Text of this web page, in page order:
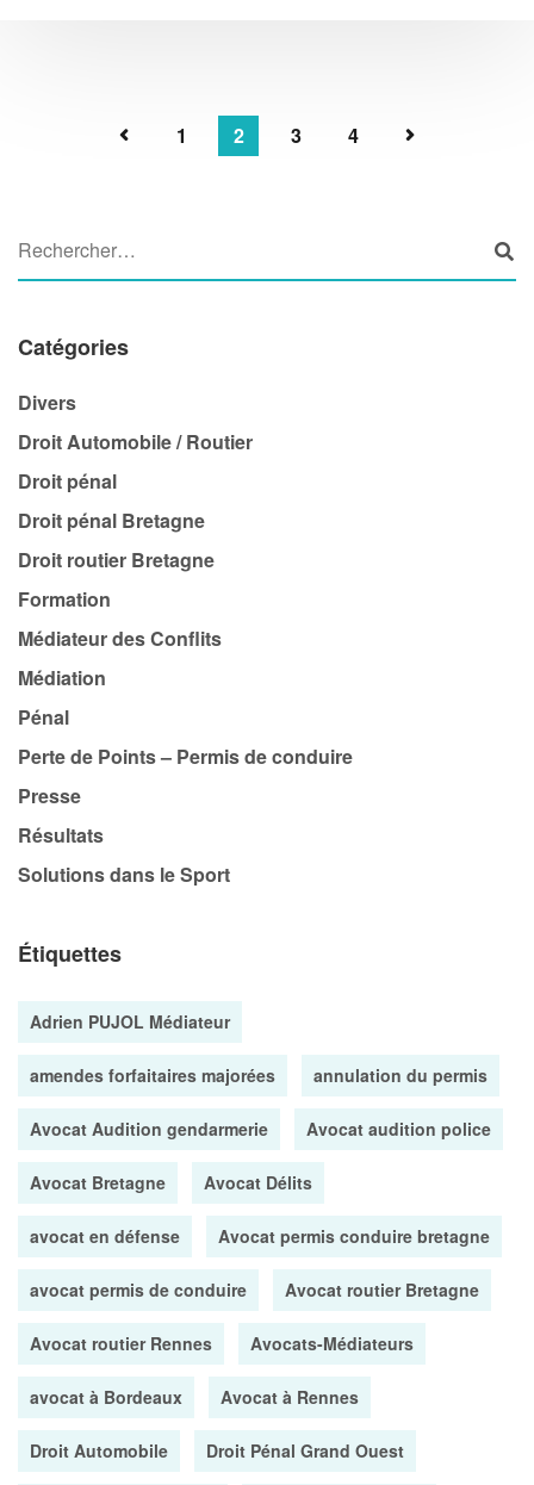
1 2 3 4
Catégories
Divers
Droit Automobile / Routier
Droit pénal
Droit pénal Bretagne
Droit routier Bretagne
Formation
Médiateur des Conflits
Médiation
Pénal
Perte de Points – Permis de conduire
Presse
Résultats
Solutions dans le Sport
Étiquettes
Adrien PUJOL Médiateur
amendes forfaitaires majorées annulation du permis
Avocat Audition gendarmerie Avocat audition police
Avocat Bretagne Avocat Délits
avocat en défense Avocat permis conduire bretagne
avocat permis de conduire Avocat routier Bretagne
Avocat routier Rennes Avocats-Médiateurs
avocat à Bordeaux Avocat à Rennes
Droit Automobile Droit Pénal Grand Ouest